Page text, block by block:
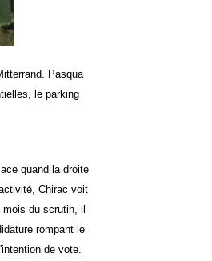
Pasqua
le parking
quand la droite
Chirac voit
du scrutin, il
rompant le
de vote.